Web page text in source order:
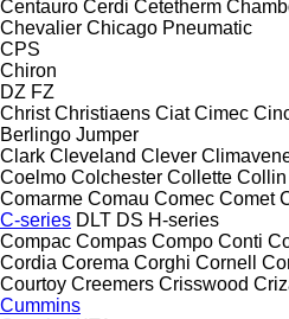
Centauro Cerdi Cetetherm
Chevalier Chicago Pneumatic
CPS
Chiron
DZ FZ
Christ Christiaens Ciat Cimec
Berlingo Jumper
Clark Cleveland Clever
Coelmo Colchester Collette Collin
Comarme Comau Comec Comet
C-series DLT DS H-series
Compac Compas Compo Conti
Cordia Corema Corghi Cornell
Courtoy Creemers Crisswood
Cummins